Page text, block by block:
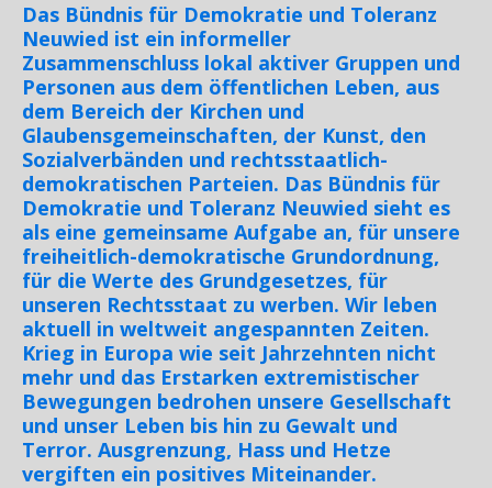
Das Bündnis für Demokratie und Toleranz
Neuwied ist ein informeller
Zusammenschluss lokal aktiver Gruppen und
Personen aus dem öffentlichen Leben, aus
dem Bereich der Kirchen und
Glaubensgemeinschaften, der Kunst, den
Sozialverbänden und rechtsstaatlich-
demokratischen Parteien. Das Bündnis für
Demokratie und Toleranz Neuwied sieht es
als eine gemeinsame Aufgabe an, für unsere
freiheitlich-demokratische Grundordnung,
für die Werte des Grundgesetzes, für
unseren Rechtsstaat zu werben. Wir leben
aktuell in weltweit angespannten Zeiten.
Krieg in Europa wie seit Jahrzehnten nicht
mehr und das Erstarken extremistischer
Bewegungen bedrohen unsere Gesellschaft
und unser Leben bis hin zu Gewalt und
Terror. Ausgrenzung, Hass und Hetze
vergiften ein positives Miteinander.